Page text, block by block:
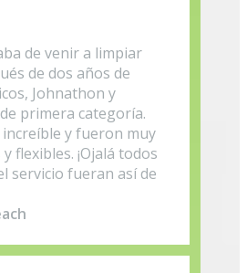
de venir a limpiar
de dos años de
Johnathon y
primera categoría.
y fueron muy
flexibles. ¡Ojalá todos
servicio fueran así de